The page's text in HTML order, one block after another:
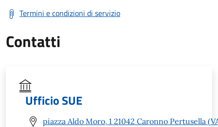
Termini e condizioni di servizio
Contatti
Ufficio SUE
piazza Aldo Moro, 1 21042 Caronno Pertusella